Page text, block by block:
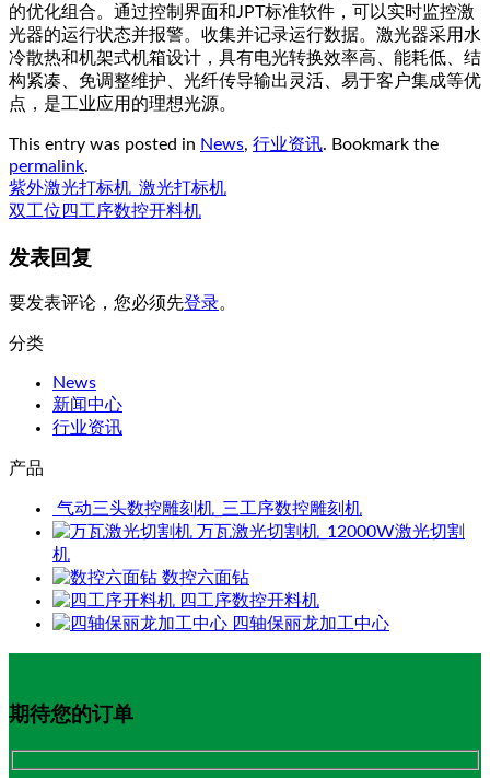
的优化组合。通过控制界面和JPT标准软件，可以实时监控激
光器的运行状态并报警。收集并记录运行数据。激光器采用水
冷散热和机架式机箱设计，具有电光转换效率高、能耗低、结
构紧凑、免调整维护、光纤传导输出灵活、易于客户集成等优
点，是工业应用的理想光源。
This entry was posted in News, 行业资讯. Bookmark the
permalink.
紫外激光打标机_激光打标机
双工位四工序数控开料机
发表回复
要发表评论，您必须先登录。
分类
News
新闻中心
行业资讯
产品
气动三头数控雕刻机_三工序数控雕刻机
万瓦激光切割机_12000W激光切割
机
数控六面钻
四工序数控开料机
四轴保丽龙加工中心
期待您的订单